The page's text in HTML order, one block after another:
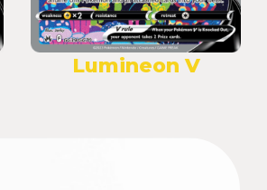
Lumineon V